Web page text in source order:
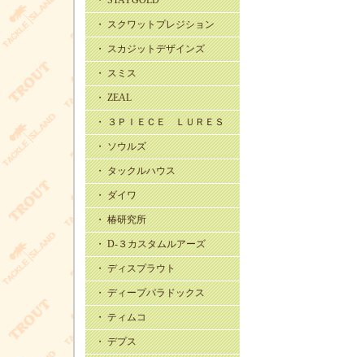
・ スクワットプレジション
・ スカジットデザインズ
・ スミス
・ ZEAL
・ ３ＰＩＥＣＥ ＬＵＲＥＳ
・ ソウルズ
・ タックルハウス
・ ダイワ
・ 椿研究所
・ D-３カスタムルアーズ
・ ディスプラウト
・ ディープパラドックス
・ ティムコ
・ デプス